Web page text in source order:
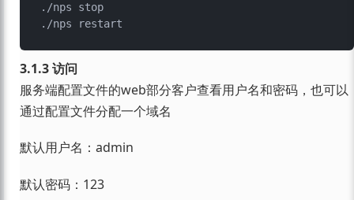
./nps stop
3.1.3 访问
服务端配置文件的web部分客户查看用户名和密码，也可以
通过配置文件分配一个域名
默认用户名：admin
默认密码：123